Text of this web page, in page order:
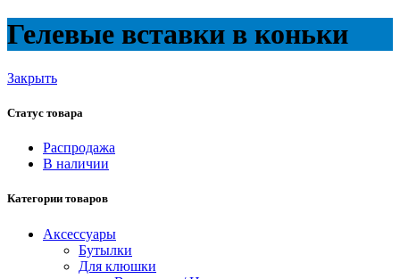
Гелевые вставки в коньки
Закрыть
Статус товара
Распродажа
В наличии
Категории товаров
Аксессуары
Бутылки
Для клюшки